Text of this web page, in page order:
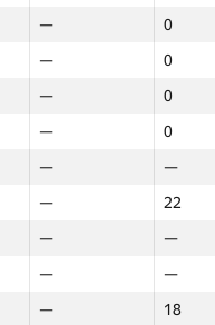
—
0
—
0
—
0
—
0
—
—
—
22
—
—
—
—
—
18
—
0
—
0
—
0
—
0
—
—
—
22
—
—
—
—
—
18